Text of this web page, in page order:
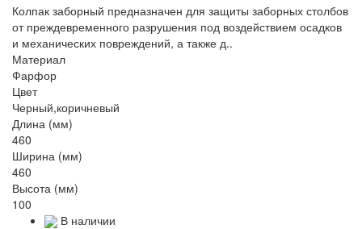
Колпак заборный предназначен для защиты заборных столбов
от преждевременного разрушения под воздействием осадков
и механических повреждений, а также д..
Материал
Фарфор
Цвет
Черный,коричневый
Длина (мм)
460
Ширина (мм)
460
Высота (мм)
100
В наличии